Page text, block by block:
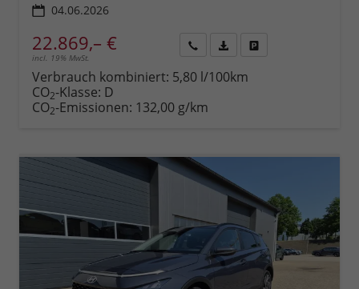
04.06.2026
22.869,– €
incl. 19% MwSt.
anfordern
Datei,
Verbrauch kombiniert: 5,80 l/100km
CO2-Klasse: D
CO2-Emissionen: 132,00 g/km